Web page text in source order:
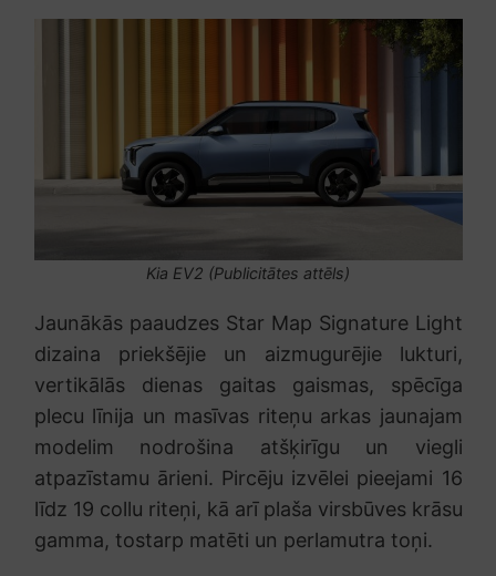
Kia EV2 (Publicitātes attēls)
Jaunākās paaudzes Star Map Signature Light
dizaina priekšējie un aizmugurējie lukturi,
vertikālās dienas gaitas gaismas, spēcīga
plecu līnija un masīvas riteņu arkas jaunajam
modelim nodrošina atšķirīgu un viegli
atpazīstamu ārieni. Pircēju izvēlei pieejami 16
līdz 19 collu riteņi, kā arī plaša virsbūves krāsu
gamma, tostarp matēti un perlamutra toņi.